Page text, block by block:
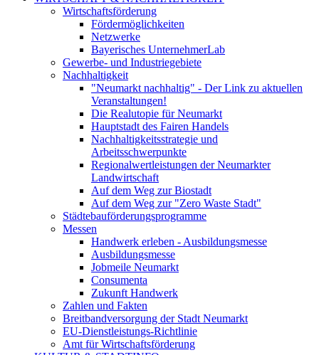
Wirtschaftsförderung
Fördermöglichkeiten
Netzwerke
Bayerisches UnternehmerLab
Gewerbe- und Industriegebiete
Nachhaltigkeit
"Neumarkt nachhaltig" - Der Link zu aktuellen
Veranstaltungen!
Die Realutopie für Neumarkt
Hauptstadt des Fairen Handels
Nachhaltigkeitsstrategie und
Arbeitsschwerpunkte
Regionalwertleistungen der Neumarkter
Landwirtschaft
Auf dem Weg zur Biostadt
Auf dem Weg zur "Zero Waste Stadt"
Städtebauförderungsprogramme
Messen
Handwerk erleben - Ausbildungsmesse
Ausbildungsmesse
Jobmeile Neumarkt
Consumenta
Zukunft Handwerk
Zahlen und Fakten
Breitbandversorgung der Stadt Neumarkt
EU-Dienstleistungs-Richtlinie
Amt für Wirtschaftsförderung